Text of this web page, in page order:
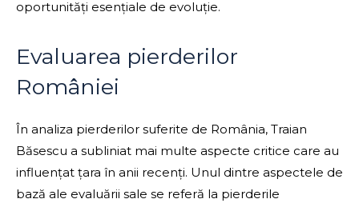
oportunități esențiale de evoluție.
Evaluarea pierderilor
României
În analiza pierderilor suferite de România, Traian
Băsescu a subliniat mai multe aspecte critice care au
influențat țara în anii recenți. Unul dintre aspectele de
bază ale evaluării sale se referă la pierderile